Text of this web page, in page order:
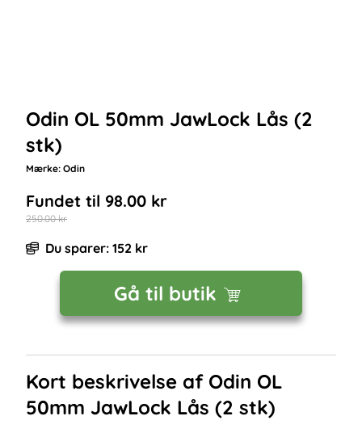
Odin OL 50mm JawLock Lås (2
stk)
Mærke: Odin
Fundet til 98.00 kr
250.00kr
Du sparer: 152 kr
Gå til butik
Kort beskrivelse af Odin OL
50mm JawLock Lås (2 stk)